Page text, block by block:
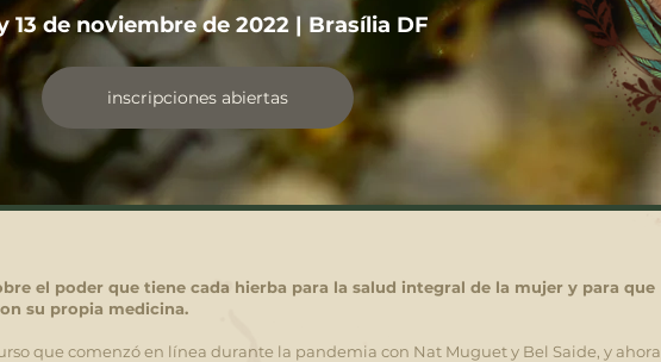
13 de noviembre de 2022 | Brasília DF
inscripciones abiertas
el poder que tiene cada hierba para la salud integral de la mujer y para que
su propia medicina.
que comenzó en línea durante la pandemia con Nat Muguet y Bel Saide, y ahora